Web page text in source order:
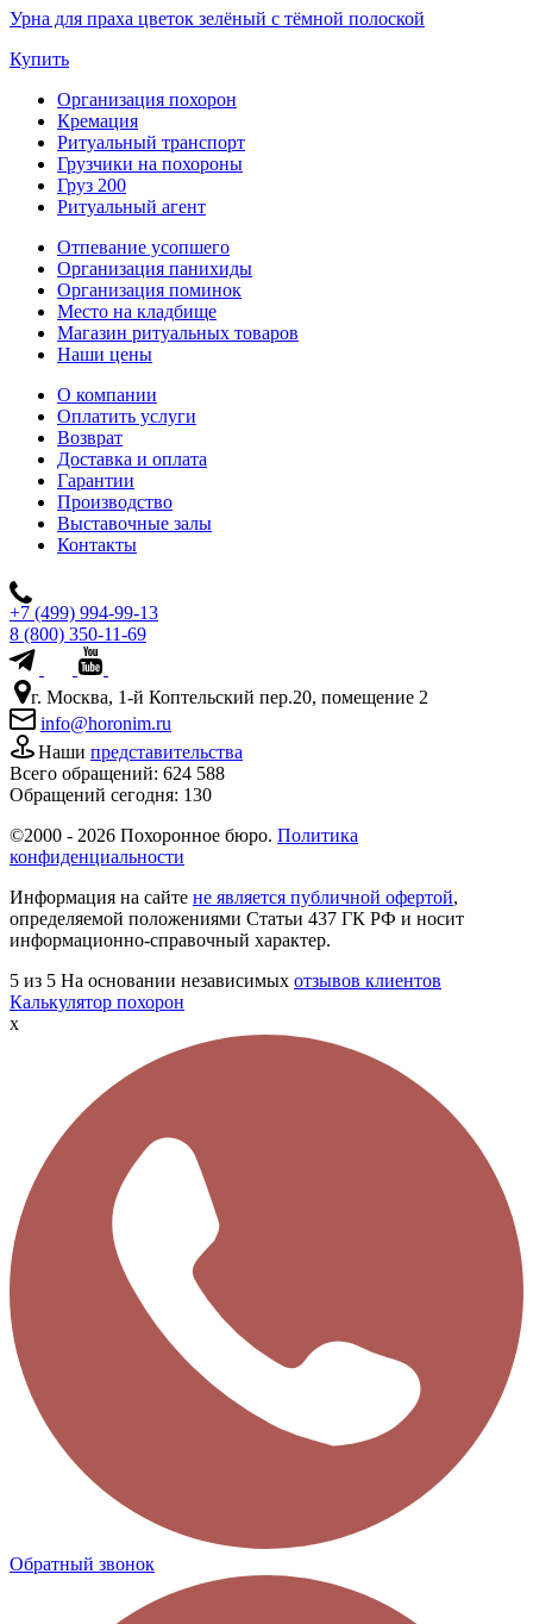
Урна для праха цветок зелёный с тёмной полоской
Купить
Организация похорон
Кремация
Ритуальный транспорт
Грузчики на похороны
Груз 200
Ритуальный агент
Отпевание усопшего
Организация панихиды
Организация поминок
Место на кладбище
Магазин ритуальных товаров
Наши цены
О компании
Оплатить услуги
Возврат
Доставка и оплата
Гарантии
Производство
Выставочные залы
Контакты
+7 (499) 994-99-13
8 (800) 350-11-69
г. Москва, 1-й Коптельский пер.20, помещение 2
info@horonim.ru
Наши представительства
Всего обращений: 624 588
Обращений сегодня: 130
©2000 - 2026 Похоронное бюро. Политика
конфиденциальности
Информация на сайте не является публичной офертой,
определяемой положениями Статьи 437 ГК РФ и носит
информационно-справочный характер.
5 из 5 На основании независимых отзывов клиентов
Калькулятор похорон
x
Обратный звонок